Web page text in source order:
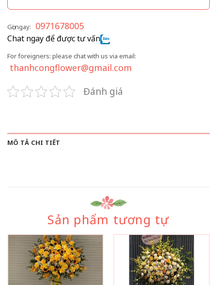
Gọi ngay: 0971678005
Chat ngay để được tư vấn
For foreigners: please chat with us via email:
thanhcongflower@gmail.com
Đánh giá
MÔ TẢ CHI TIẾT
Sản phẩm tương tự